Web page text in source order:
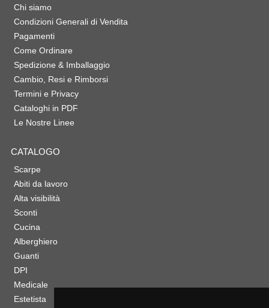
Chi siamo
Condizioni Generali di Vendita
Pagamenti
Come Ordinare
Spedizione & Imballaggio
Cambio, Resi e Rimborsi
Termini e Privacy
Cataloghi in PDF
Le Nostre Linee
CATALOGO
Scarpe
Abiti da lavoro
Alta visibilità
Sconti
Cucina
Alberghiero
Guanti
DPI
Medicale
Estetista